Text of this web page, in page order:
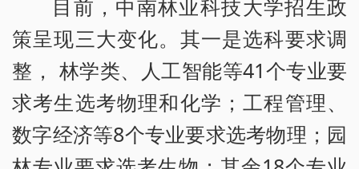
目前，中南林业科技大学招生政
策呈现三大变化。其一是选科要求调
整， 林学类、人工智能等41个专业要
求考生选考物理和化学；工程管理、
数字经济等8个专业要求选考物理；园